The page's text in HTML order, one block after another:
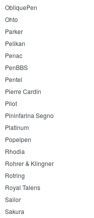
ObliquePen
Ohto
Parker
Pelikan
Penac
PenBBS
Pentel
Pierre Cardin
Pilot
Pininfarina Segno
Platinum
Popelpen
Rhodia
Rohrer & Klingner
Rotring
Royal Talens
Sailor
Sakura